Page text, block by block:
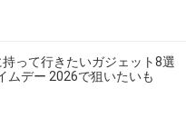
って行きたいガジェット8選
ムデー 2026で狙いたいも